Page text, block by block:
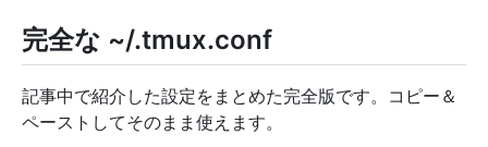
完全な ~/.tmux.conf
記事中で紹介した設定をまとめた完全版です。コピー＆
ペーストしてそのまま使えます。